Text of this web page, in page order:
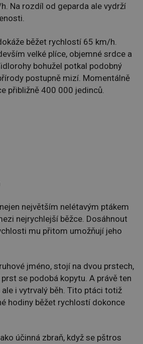
Na rozdíl od geparda ale vydrží
běžet rychlostí 65 km/h.
velké plíce, objemné srdce a
bohužel potkal podobný
postupně mizí. Momentálně
přibližně 400 000 jedinců.
největším nelétavým ptákem
nejrychlejší běžce. Dosáhnout
mu přitom umožňují jeho
jméno, stojí na dvou prstech,
se podobá kopytu. A právě ten
ale i vytrvalý běh. Tito ptáci totiž
hodiny běžet rychlostí dokonce
účinná zbraň, když se pštros